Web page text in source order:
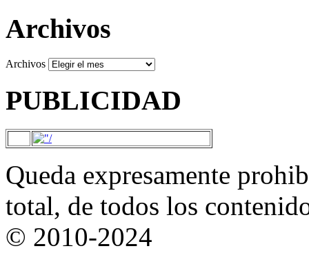
Archivos
Archivos
PUBLICIDAD
Queda expresamente
total, de todos los
© 2010-2024